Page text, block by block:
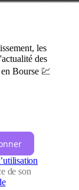
les
des
Bourse 💹
de son